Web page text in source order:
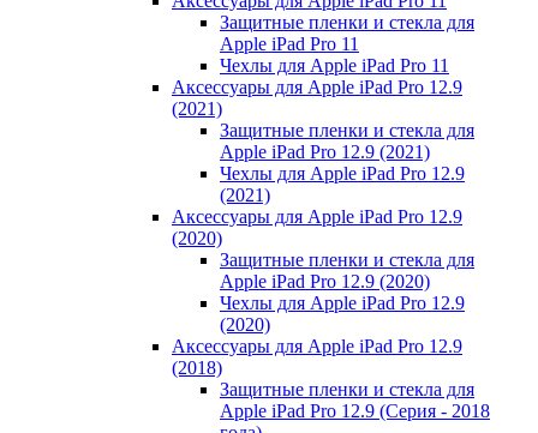
Защитные пленки и стекла для
Apple iPad Pro 11
Чехлы для Apple iPad Pro 11
Аксессуары для Apple iPad Pro 12.9
(2021)
Защитные пленки и стекла для
Apple iPad Pro 12.9 (2021)
Чехлы для Apple iPad Pro 12.9
(2021)
Аксессуары для Apple iPad Pro 12.9
(2020)
Защитные пленки и стекла для
Apple iPad Pro 12.9 (2020)
Чехлы для Apple iPad Pro 12.9
(2020)
Аксессуары для Apple iPad Pro 12.9
(2018)
Защитные пленки и стекла для
Apple iPad Pro 12.9 (Серия - 2018